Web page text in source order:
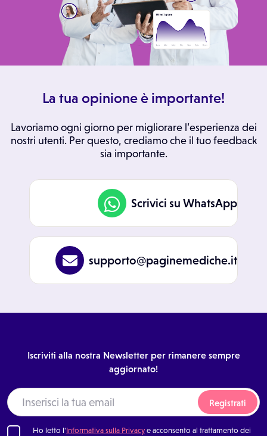
La tua opinione è importante!
Lavoriamo ogni giorno per migliorare l’esperienza dei
nostri utenti. Per questo, crediamo che il tuo feedback
sia importante.
Scrivici su WhatsApp
supporto@paginemediche.it
Iscriviti alla nostra Newsletter per rimanere sempre
aggiornato!
Registrati
Ho letto l'Informativa sulla Privacye acconsento al trattamento dei